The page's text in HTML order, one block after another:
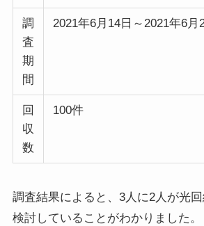
調
査
期
間
2021年6月14日～2021年6月
回
収
数
100件
調査結果によると、 3人に2人が光
検討していることがわかりました。